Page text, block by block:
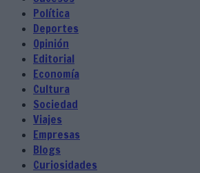
Política
Deportes
Opinión
Editorial
Economía
Cultura
Sociedad
Viajes
Empresas
Blogs
Curiosidades